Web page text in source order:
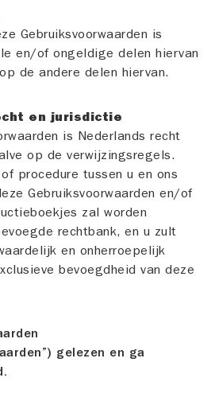
Gebruiksvoorwaarden is
en/of ongeldige delen hiervan
de andere delen hiervan.
en jurisdictie
is Nederlands recht
op de verwijzingsregels.
procedure tussen u en ons
Gebruiksvoorwaarden en/of
zal worden
rechtbank, en u zult
en onherroepelijk
bevoegdheid van deze
gelezen en ga